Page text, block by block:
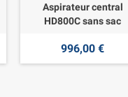
Aspirateur central
HD800C sans sac
996,00 €